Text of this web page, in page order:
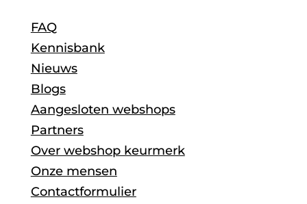
FAQ
Kennisbank
Nieuws
Blogs
Aangesloten webshops
Partners
Over webshop keurmerk
Onze mensen
Contactformulier